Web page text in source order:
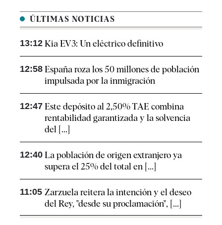
ÚLTIMAS NOTICIAS
13:12 Kia EV3: Un eléctrico definitivo
12:58 España roza los 50 millones de población
impulsada por la inmigración
12:47 Este depósito al 2,50% TAE combina
rentabilidad garantizada y la solvencia
del [...]
12:40 La población de origen extranjero ya
supera el 25% del total en [...]
11:05 Zarzuela reitera la intención y el deseo
del Rey, "desde su proclamación", [...]